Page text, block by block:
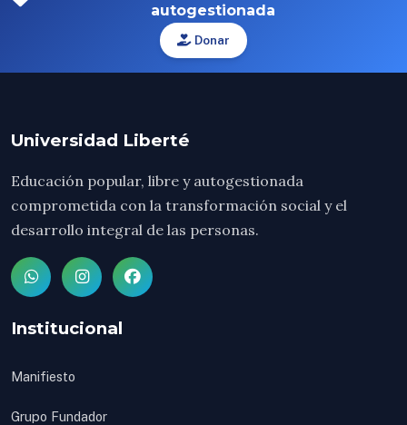
autogestionada
Donar
Universidad Liberté
Educación popular, libre y autogestionada
comprometida con la transformación social y el
desarrollo integral de las personas.
Institucional
Manifiesto
Grupo Fundador